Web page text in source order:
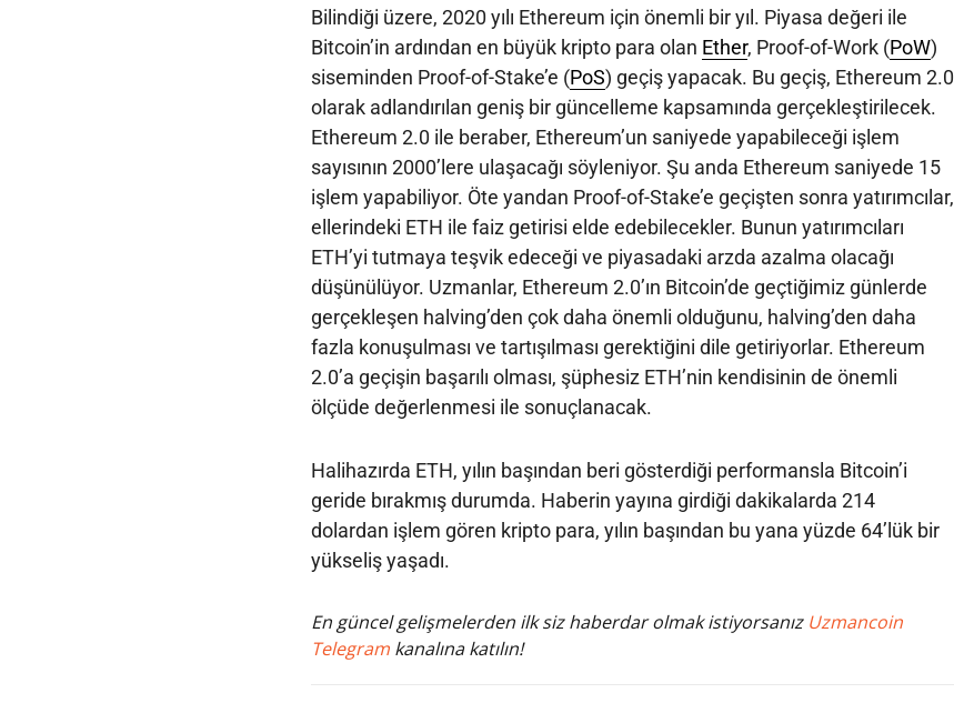
Bilindiği üzere, 2020 yılı Ethereum için önemli bir yıl. Piyasa değeri ile
Bitcoin’in ardından en büyük kripto para olan Ether, Proof-of-Work (PoW)
siseminden Proof-of-Stake’e (PoS) geçiş yapacak. Bu geçiş, Ethereum 2.0
olarak adlandırılan geniş bir güncelleme kapsamında gerçekleştirilecek.
Ethereum 2.0 ile beraber, Ethereum’un saniyede yapabileceği işlem
sayısının 2000’lere ulaşacağı söyleniyor. Şu anda Ethereum saniyede 15
işlem yapabiliyor. Öte yandan Proof-of-Stake’e geçişten sonra yatırımcılar,
ellerindeki ETH ile faiz getirisi elde edebilecekler. Bunun yatırımcıları
ETH’yi tutmaya teşvik edeceği ve piyasadaki arzda azalma olacağı
düşünülüyor. Uzmanlar, Ethereum 2.0’ın Bitcoin’de geçtiğimiz günlerde
gerçekleşen halving’den çok daha önemli olduğunu, halving’den daha
fazla konuşulması ve tartışılması gerektiğini dile getiriyorlar. Ethereum
2.0’a geçişin başarılı olması, şüphesiz ETH’nin kendisinin de önemli
ölçüde değerlenmesi ile sonuçlanacak.
Halihazırda ETH, yılın başından beri gösterdiği performansla Bitcoin’i
geride bırakmış durumda. Haberin yayına girdiği dakikalarda 214
dolardan işlem gören kripto para, yılın başından bu yana yüzde 64’lük bir
yükseliş yaşadı.
En güncel gelişmelerden ilk siz haberdar olmak istiyorsanız Uzmancoin
Telegram kanalına katılın!